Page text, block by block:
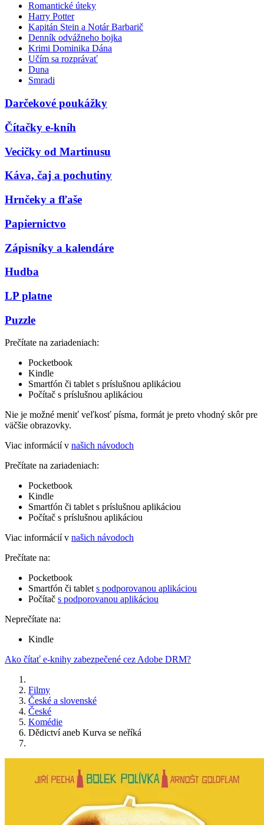
Romantické úteky
Harry Potter
Kapitán Stein a Notár Barbarič
Denník odvážneho bojka
Krimi Dominika Dána
Učím sa rozprávať
Duna
Smradi
Darčekové poukážky
Čítačky e-kníh
Vecičky od Martinusu
Káva, čaj a pochutiny
Hrnčeky a fľaše
Papiernictvo
Zápisníky a kalendáre
Hudba
LP platne
Puzzle
Prečítate na zariadeniach:
Pocketbook
Kindle
Smartfón či tablet s príslušnou aplikáciou
Počítač s príslušnou aplikáciou
Nie je možné meniť veľkosť písma, formát je preto vhodný skôr pre
väčšie obrazovky.
Viac informácií v našich návodoch
Prečítate na zariadeniach:
Pocketbook
Kindle
Smartfón či tablet s príslušnou aplikáciou
Počítač s príslušnou aplikáciou
Viac informácií v našich návodoch
Prečítate na:
Pocketbook
Smartfón či tablet s podporovanou aplikáciou
Počítač s podporovanou aplikáciou
Neprečítate na:
Kindle
Ako čítať e-knihy zabezpečené cez Adobe DRM?
Filmy
České a slovenské
České
Komédie
Dědictví aneb Kurva se neříká